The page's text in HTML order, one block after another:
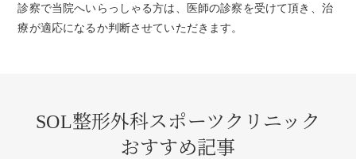
診察で当院へいらっしゃる方は、医師の診察を受けて頂き、治
療が適応になるか判断させていただきます。
SOL整形外科スポーツクリニック
おすすめ記事